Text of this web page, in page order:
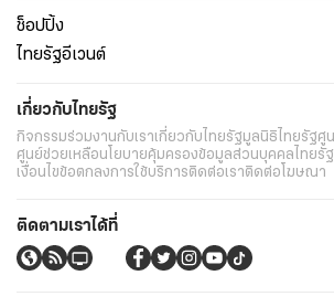
ช็อปปิ้ง
ไทยรัฐอีเวนต์
เกี่ยวกับไทยรัฐ
กิจกรรมร่วมงานกับเราเกี่ยวกับไทยรัฐมูลนิธิไทยรัฐศู
ศูนย์ช่วยเหลือนโยบายคุ้มครองข้อมูลส่วนบุคคลไทยรั
เงื่อนไขข้อตกลงการใช้บริการติดต่อเราติดต่อโฆษณา
ติดตามเราได้ที่